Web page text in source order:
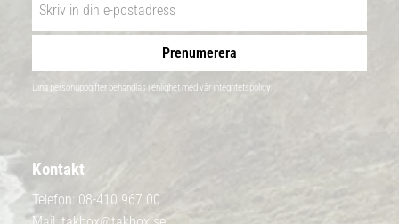
Prenumerera
Dina personuppgifter behandlas i enlighet med vår integritetspolicy
Kontakt
Telefon: 08-410 967 00